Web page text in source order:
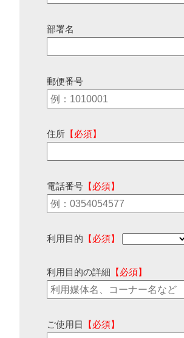
部署名
郵便番号
住所 【必須】
電話番号 【必須】
利用目的 【必須】
利用目的の詳細 【必須】
ご使用日 【必須】